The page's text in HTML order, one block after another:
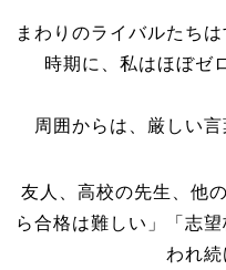
まわりのライバルたち
時期に、私はほぼゼ
周囲からは、厳しい
友人、高校の先生、他
ら合格は難しい」「志
われ続